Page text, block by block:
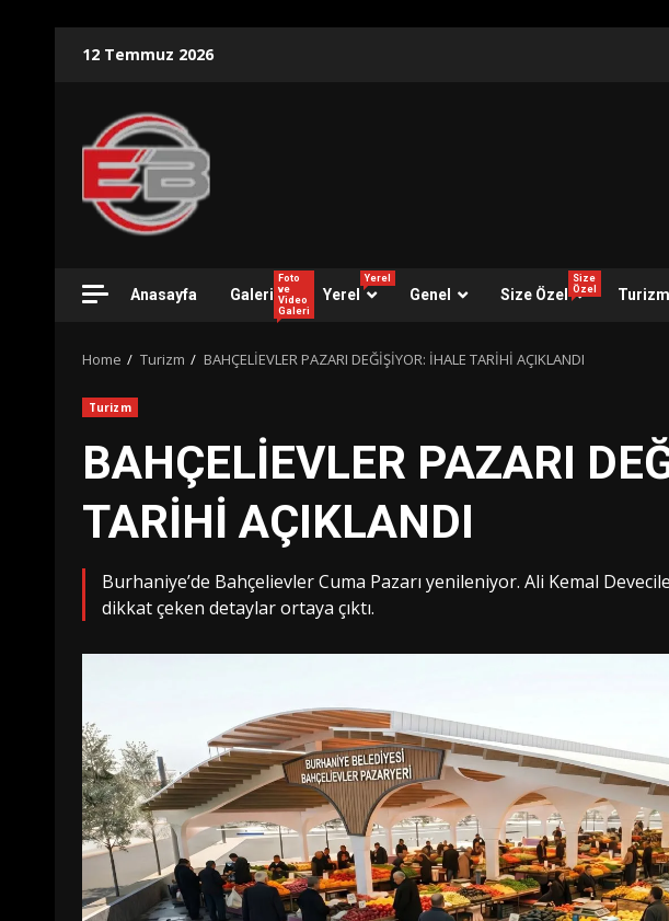
12 Temmuz 2026
Anasayfa Galeri
Foto
ve
Video
Galeri
Yerel
Yerel
Genel Size Özel
Size
Özel
Turizm
Home Turizm BAHÇELİEVLER PAZARI DEĞİŞİYOR: İHALE TARİHİ AÇIKLANDI
Turizm
BAHÇELİEVLER PAZARI
TARİHİ AÇIKLANDI
Burhaniye’de Bahçelievler Cuma Pazarı yenileniyor. Ali Kemal
dikkat çeken detaylar ortaya çıktı.